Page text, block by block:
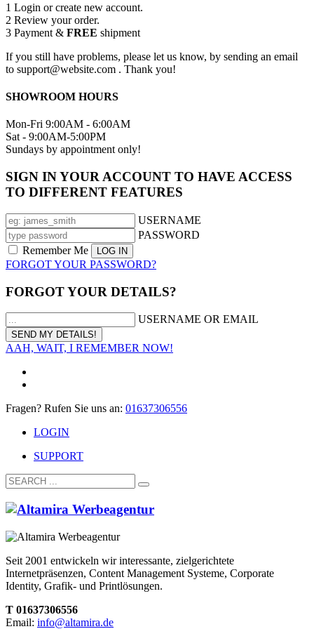
1 Login or create new account.
2 Review your order.
3 Payment & FREE shipment
If you still have problems, please let us know, by sending an email
to support@website.com . Thank you!
SHOWROOM HOURS
Mon-Fri 9:00AM - 6:00AM
Sat - 9:00AM-5:00PM
Sundays by appointment only!
SIGN IN YOUR ACCOUNT TO HAVE ACCESS
TO DIFFERENT FEATURES
USERNAME
PASSWORD
Remember Me
FORGOT YOUR PASSWORD?
FORGOT YOUR DETAILS?
USERNAME OR EMAIL
AAH, WAIT, I REMEMBER NOW!
Fragen? Rufen Sie uns an: 01637306556
LOGIN
SUPPORT
Seit 2001 entwickeln wir interessante, zielgerichtete
Internetpräsenzen, Content Management Systeme, Corporate
Identity, Grafik- und Printlösungen.
T 01637306556
Email: info@altamira.de